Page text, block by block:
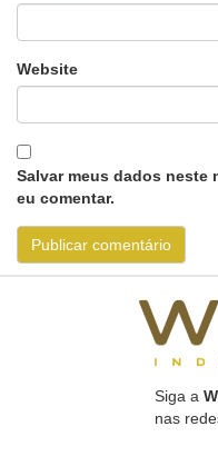
Website
Salvar meus dados neste
eu comentar.
Siga a
nas